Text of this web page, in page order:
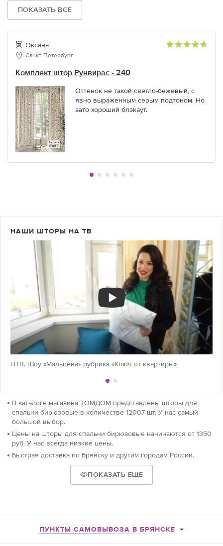
ПОКАЗАТЬ ВСЕ
Оксана
Санкт-Петербург
Комплект штор Рунвирас - 240
Оттенок не такой светло-бежевый, с
явно выраженным серым подтоном. Но
зато хороший блэкаут.
НАШИ ШТОРЫ НА ТВ
НТВ. Шоу «Мальцева» рубрика «Ключ от квартиры»
В каталоге магазина ТОМДОМ представлены шторы для
спальни бирюзовые в количестве 12007 шт. У нас самый
большой выбор.
Цены на шторы для спальни бирюзовые начинаются от 1350
руб. У нас всегда низкие цены.
Быстрая доставка по Брянску и другим городам России.
ПОКАЗАТЬ ЕЩЕ
ПУНКТЫ САМОВЫВОЗА В БРЯНСКЕ